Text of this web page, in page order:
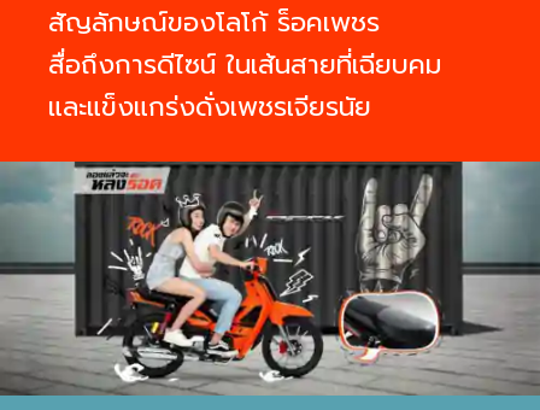
สัญลักษณ์ของโลโก้ ร็อคเพชร
สื่อถึงการดีไซน์ ในเส้นสายที่เฉียบคม
และแข็งแกร่งดั่งเพชรเจียรนัย